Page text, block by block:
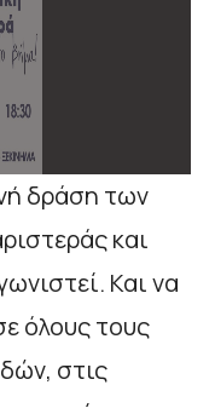
δράση των
και
Και να
όλους τους
στις